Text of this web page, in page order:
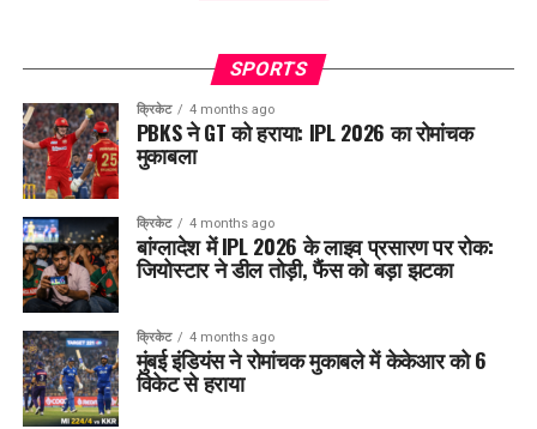
SPORTS
क्रिकेट 4 months ago
PBKS ने GT को हराया: IPL 2026 का रोमांचक
मुकाबला
क्रिकेट 4 months ago
बांग्लादेश में IPL 2026 के लाइव प्रसारण पर रोक:
जियोस्टार ने डील तोड़ी, फैंस को बड़ा झटका
क्रिकेट 4 months ago
मुंबई इंडियंस ने रोमांचक मुकाबले में केकेआर को 6
विकेट से हराया